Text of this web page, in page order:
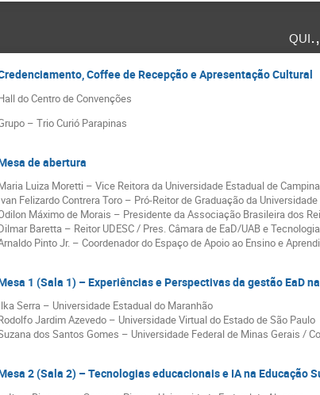
Coffee de Recepção e Apresentação Cultural
do Centro de Convenções
– Trio Curió Parapinas
de abertura
Luiza Moretti – Vice Reitora da Universidade Estadual de
Felizardo Contrera Toro – Pró-Reitor de Graduação da
Máximo de Morais – Presidente da Associação Brasileira dos
Baretta – Reitor UDESC / Pres. Câmara de EaD/UAB e
Pinto Jr. – Coordenador do Espaço de Apoio ao Ensino e
1 (Sala 1) – Experiências e Perspectivas da gestão EaD
Serra – Universidade Estadual do Maranhão
Jardim Azevedo – Universidade Virtual do Estado de São Paulo
dos Santos Gomes – Universidade Federal de Minas Gerais /
2 (Sala 2) – Tecnologias educacionais e IA na Educação